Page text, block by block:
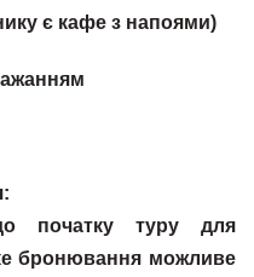
є кафе з напоями)
початку туру для
бронювання можливе